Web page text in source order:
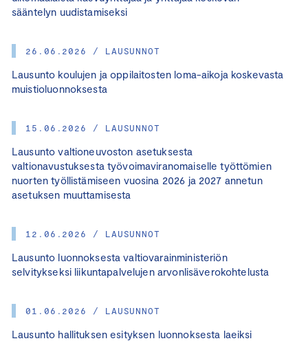
sääntelyn uudistamiseksi
26.06.2026 / LAUSUNNOT
Lausunto koulujen ja oppilaitosten loma-aikoja koskevasta
muistioluonnoksesta
15.06.2026 / LAUSUNNOT
Lausunto valtioneuvoston asetuksesta
valtionavustuksesta työvoimaviranomaiselle työttömien
nuorten työllistämiseen vuosina 2026 ja 2027 annetun
asetuksen muuttamisesta
12.06.2026 / LAUSUNNOT
Lausunto luonnoksesta valtiovarainministeriön
selvitykseksi liikuntapalvelujen arvonlisäverokohtelusta
01.06.2026 / LAUSUNNOT
Lausunto hallituksen esityksen luonnoksesta laeiksi